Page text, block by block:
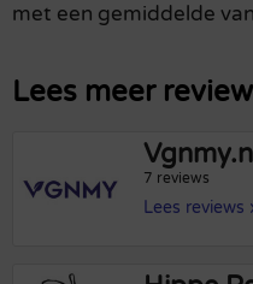
met een gemiddelde
Lees meer
7 reviews
Lees reviews